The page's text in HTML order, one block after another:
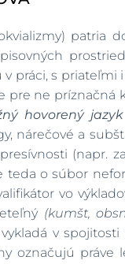
patria
práci, s priateľmi
pre ne príznačná
hovorený jazyk
nárečové a
(napr.
teda o súbor
vo
(kumšt,
v
označujú práve